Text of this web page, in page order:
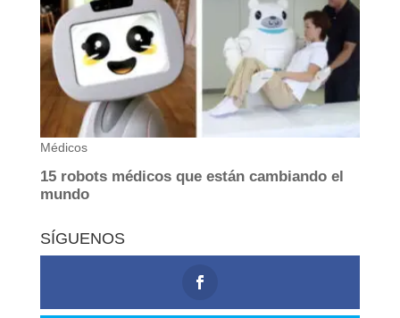
SÍGUENOS